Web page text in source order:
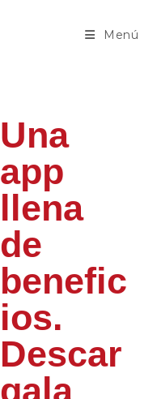
Menú
Una
app
llena
de
benefic
ios.
Descar
gala